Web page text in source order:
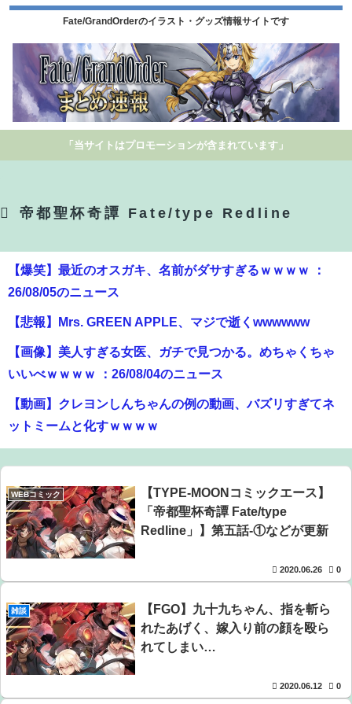
Fate/GrandOrderのイラスト・グッズ情報サイトです
「当サイトはプロモーションが含まれています」
帝都聖杯奇譚 Fate/type Redline
【爆笑】最近のオスガキ、名前がダサすぎるｗｗｗｗ ：
26/08/05のニュース
【悲報】Mrs. GREEN APPLE、マジで逝くwwwwww
【画像】美人すぎる女医、ガチで見つかる。めちゃくちゃ
いいべｗｗｗｗ ：26/08/04のニュース
【動画】クレヨンしんちゃんの例の動画、バズリすぎてネ
ットミームと化すｗｗｗｗ
【画像】ビリー・アイリッシュ(24)、ライブで超モリマンス
ジを強調して炎上ｗｗｗｗｗｗｗｗ
【悲報】Z世代の身長低下の理由、ついに判明かｗｗｗｗ：
26/08/02のニュース
【悲報】落語家、亡くなったタレントからいじめられた過
去を告白する…
【画像】瀬戸環奈（セトカン）さん、ティファのコスプレ
WEBコミック
【TYPE-MOONコミックエース】
「帝都聖杯奇譚 Fate/type
Redline」】第五話-①などが更新
2020.06.26 0
雑談
【FGO】九十九ちゃん、指を斬ら
れたあげく、嫁入り前の顔を殴ら
れてしまい…
2020.06.12 0